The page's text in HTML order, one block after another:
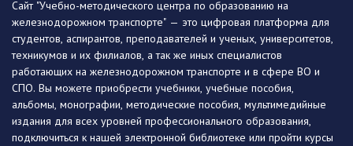
Сайт "Учебно-методического центра по образованию на
железнодорожном транспорте" — это цифровая платформа для
студентов, аспирантов, преподавателей и ученых, университетов,
техникумов и их филиалов, а так же иных специалистов
работающих на железнодорожном транспорте и в сфере ВО и
СПО. Вы можете приобрести учебники, учебные пособия,
альбомы, монографии, методические пособия, мультимедийные
издания для всех уровней профессионального образования,
подключиться к нашей электронной библиотеке или пройти курсы